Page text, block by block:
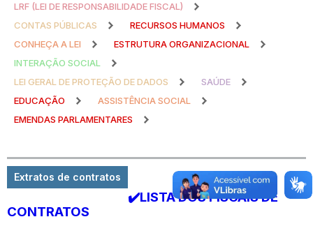
LRF (LEI DE RESPONSABILIDADE FISCAL)
CONTAS PÚBLICAS
RECURSOS HUMANOS
CONHEÇA A LEI
ESTRUTURA ORGANIZACIONAL
INTERAÇÃO SOCIAL
LEI GERAL DE PROTEÇÃO DE DADOS
SAÚDE
EDUCAÇÃO
ASSISTÊNCIA SOCIAL
EMENDAS PARLAMENTARES
Extratos de contratos
✔️LISTA DOS FISCAIS DE
CONTRATOS